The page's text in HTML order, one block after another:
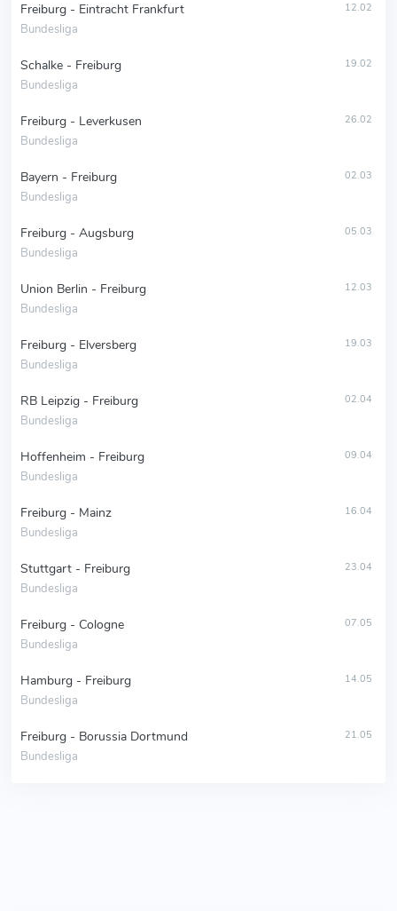
Freiburg - Eintracht Frankfurt
Bundesliga
12.02
Schalke - Freiburg
Bundesliga
19.02
Freiburg - Leverkusen
Bundesliga
26.02
Bayern - Freiburg
Bundesliga
02.03
Freiburg - Augsburg
Bundesliga
05.03
Union Berlin - Freiburg
Bundesliga
12.03
Freiburg - Elversberg
Bundesliga
19.03
RB Leipzig - Freiburg
Bundesliga
02.04
Hoffenheim - Freiburg
Bundesliga
09.04
Freiburg - Mainz
Bundesliga
16.04
Stuttgart - Freiburg
Bundesliga
23.04
Freiburg - Cologne
Bundesliga
07.05
Hamburg - Freiburg
Bundesliga
14.05
Freiburg - Borussia Dortmund
Bundesliga
21.05